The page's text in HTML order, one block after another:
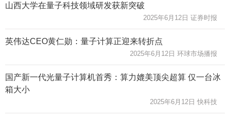
山西大学在量子科技领域研发获新突破
2025年6月12日 证券时报
英伟达CEO黄仁勋：量子计算正迎来转折点
2025年6月12日 环球市场播报
国产新一代光量子计算机首秀：算力媲美顶尖超算 仅一台冰
箱大小
2025年6月12日 快科技